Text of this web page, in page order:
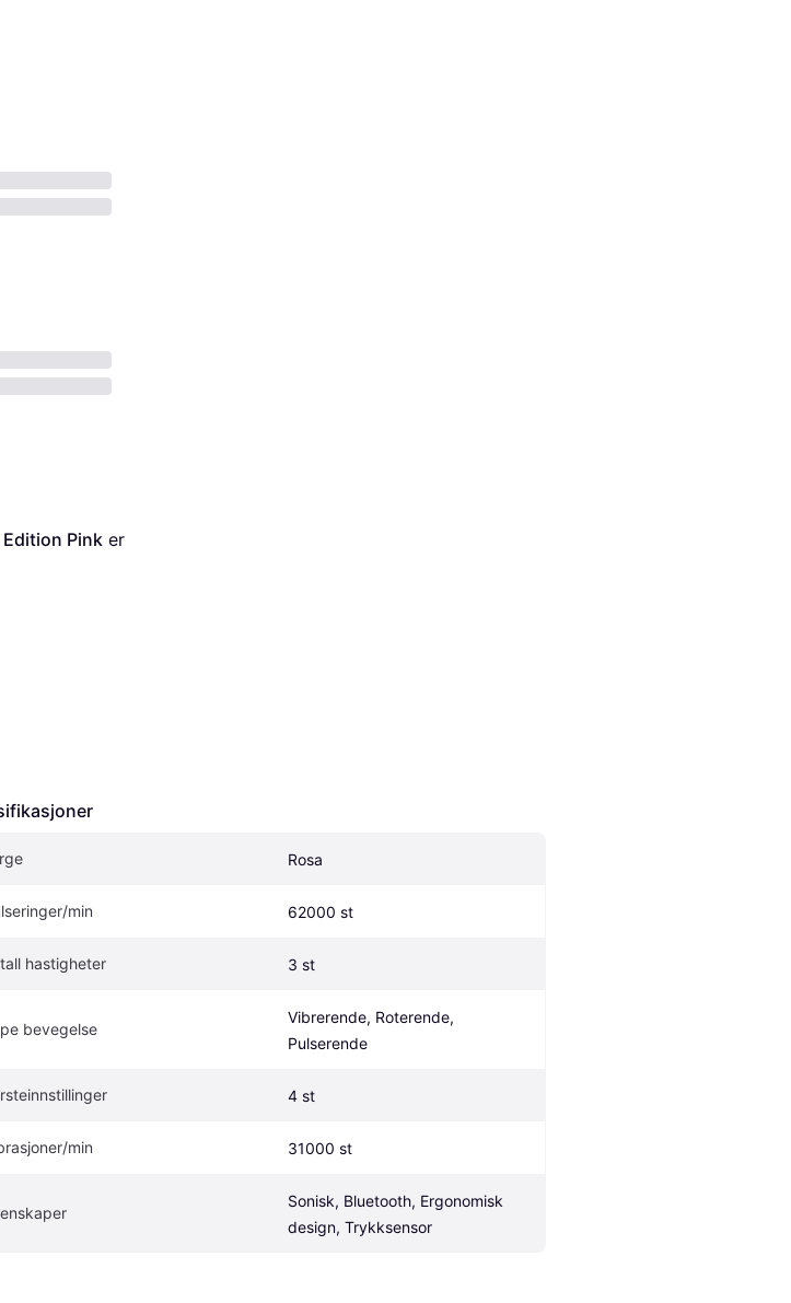
Pink
Rosa
min 62000 st
hastigheter 3 st
bevegelse
Vibrerende, Roterende,
Pulserende
4 st
min 31000 st
Sonisk, Bluetooth, Ergonomisk
design, Trykksensor